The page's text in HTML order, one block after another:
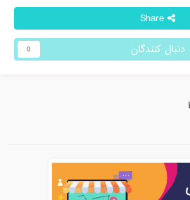
Share
دنبال کنندگان